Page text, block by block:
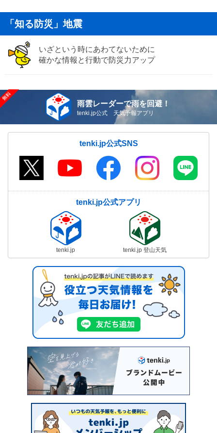
「知る防災」地震
いざという時にあわてないために
確かな情報と行動で防災力アップ
雨雲レーダーで雨を回避！
tenki.jp公式 天気予報アプリ
tenki.jp公式SNS
tenki.jp公式アプリ
tenki.jp tenki.jp 登山天気